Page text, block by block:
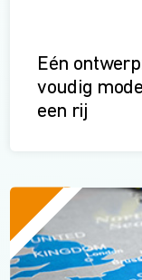
Eén
voudig
een rij